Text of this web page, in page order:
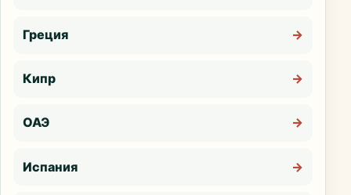
Греция →
Кипр →
ОАЭ →
Испания →